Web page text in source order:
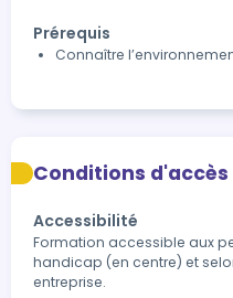
Prérequis
Connaître
Conditions d'accès
Accessibilité
Formation accessible aux
handicap (en centre) et
entreprise.